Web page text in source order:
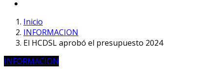
Inicio
INFORMACION
El HCDSL aprobó el presupuesto 2024
INFORMACION